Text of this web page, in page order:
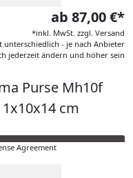
ab 87,00 €*
*inkl. MwSt. zzgl. Versand
unterschiedlich - je nach Anbieter
jederzeit ändern und höher sein
Purse Mh10f
cm
Agreement